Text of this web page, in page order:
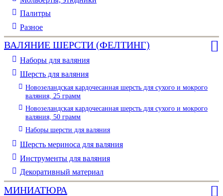
Палитры
Разное
ВАЛЯНИЕ ШЕРСТИ (ФЕЛТИНГ)
Наборы для валяния
Шерсть для валяния
Новозеландская кардочесанная шерсть для сухого и мокрого
валяния, 25 грамм
Новозеландская кардочесанная шерсть для сухого и мокрого
валяния, 50 грамм
Наборы шерсти для валяния
Шерсть мериноса для валяния
Инструменты для валяния
Декоративный материал
МИНИАТЮРА